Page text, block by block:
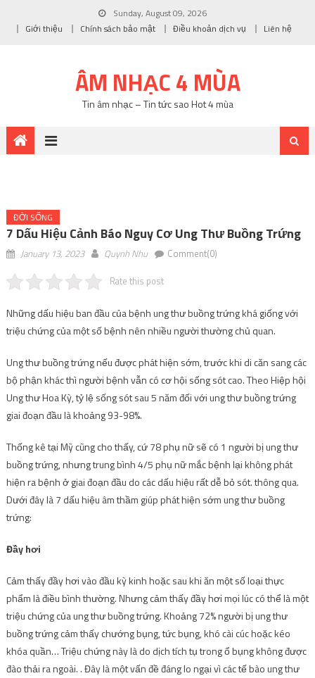
Sunday, August 09, 2026
Giới thiệu
Chính sách bảo mật Điều khoản dịch vụ Liên hệ
ÂM NHẠC 4 MÙA
Tin âm nhạc – Tin tức sao Hot 4 mùa
ĐỜI SỐNG
7 Dấu Hiệu Cảnh Báo Nguy Cơ Ung Thư Buồng Trứng
January 13, 2023 Quynh Nhu Comment(0)
Rate this post
Những dấu hiệu ban đầu của bệnh ung thư buồng trứng khá giống với
triệu chứng của một số bệnh nên nhiều người thường chủ quan.
Ung thư buồng trứng nếu được phát hiện sớm, trước khi di căn sang các
bộ phận khác thì người bệnh vẫn có cơ hội sống sót cao. Theo Hiệp hội
Ung thư Hoa Kỳ, tỷ lệ sống sót sau 5 năm đối với ung thư buồng trứng
giai đoạn đầu là khoảng 93-98%.
Thống kê tại Mỹ cũng cho thấy, cứ 78 phụ nữ sẽ có 1 người bị ung thư
buồng trứng, nhưng trung bình 4/5 phụ nữ mắc bệnh lại không phát
hiện ra bệnh ở giai đoạn đầu do các dấu hiệu rất dễ bỏ sót. thông qua.
Dưới đây là 7 dấu hiệu âm thầm giúp phát hiện sớm ung thư buồng
trứng:
Đầy hơi
Cảm thấy đầy hơi vào đầu kỳ kinh hoặc sau khi ăn một số loại thực
phẩm là điều bình thường. Nhưng cảm thấy đầy hơi mọi lúc có thể là một
triệu chứng của ung thư buồng trứng. Khoảng 72% người bị ung thư
buồng trứng cảm thấy chướng bụng, tức bụng, khó cài cúc hoặc kéo
khóa quần… Triệu chứng này là do dịch tích tụ trong ổ bụng không được
đào thải ra ngoài. . Đây là một vấn đề đáng lo ngại vì các tế bào ung thư